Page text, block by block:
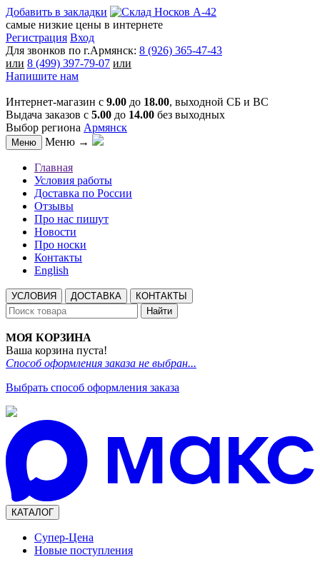
Добавить в закладки
самые низкие цены в интернете
Регистрация Вход
Для звонков по г.Армянск: 8 (926) 365-47-43
или 8 (499) 397-79-07 или
Напишите нам
Интернет-магазин с 9.00 до 18.00, выходной СБ и ВС
Выдача заказов с 5.00 до 14.00 без выходных
Выбор региона Армянск
Меню Меню →
Главная
Условия работы
Доставка по России
Отзывы
Про нас пишут
Новости
Про носки
Контакты
English
УСЛОВИЯ ДОСТАВКА
КОНТАКТЫ
Найти
МОЯ КОРЗИНА
Ваша корзина пуста!
Способ оформления заказа не выбран...
Выбрать способ оформления заказа
КАТАЛОГ
Супер-Цена
Новые поступления